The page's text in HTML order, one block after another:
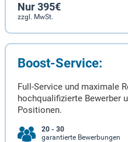
Nur 395€
zzgl. MwSt.
Boost-Service:
Full-Service und maximale
hochqualifizierte Bewerber
Positionen.
20 - 30
garantierte Bewerbungen